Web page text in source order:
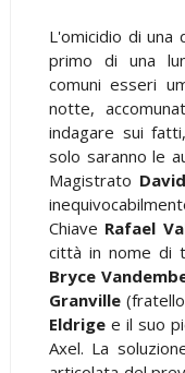
L'omicidio di una
primo di una
comuni esseri
notte,
indagare sui
solo saranno le
Magistrato
Chiave Rafael
città in nome di
Bryce
Granville(fratello
Eldrigee il suo
Axel. La